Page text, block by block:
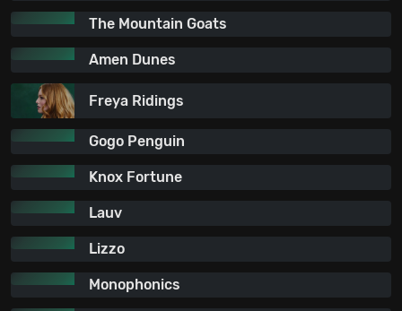
The Mountain Goats
Amen Dunes
Freya Ridings
Gogo Penguin
Knox Fortune
Lauv
Lizzo
Monophonics